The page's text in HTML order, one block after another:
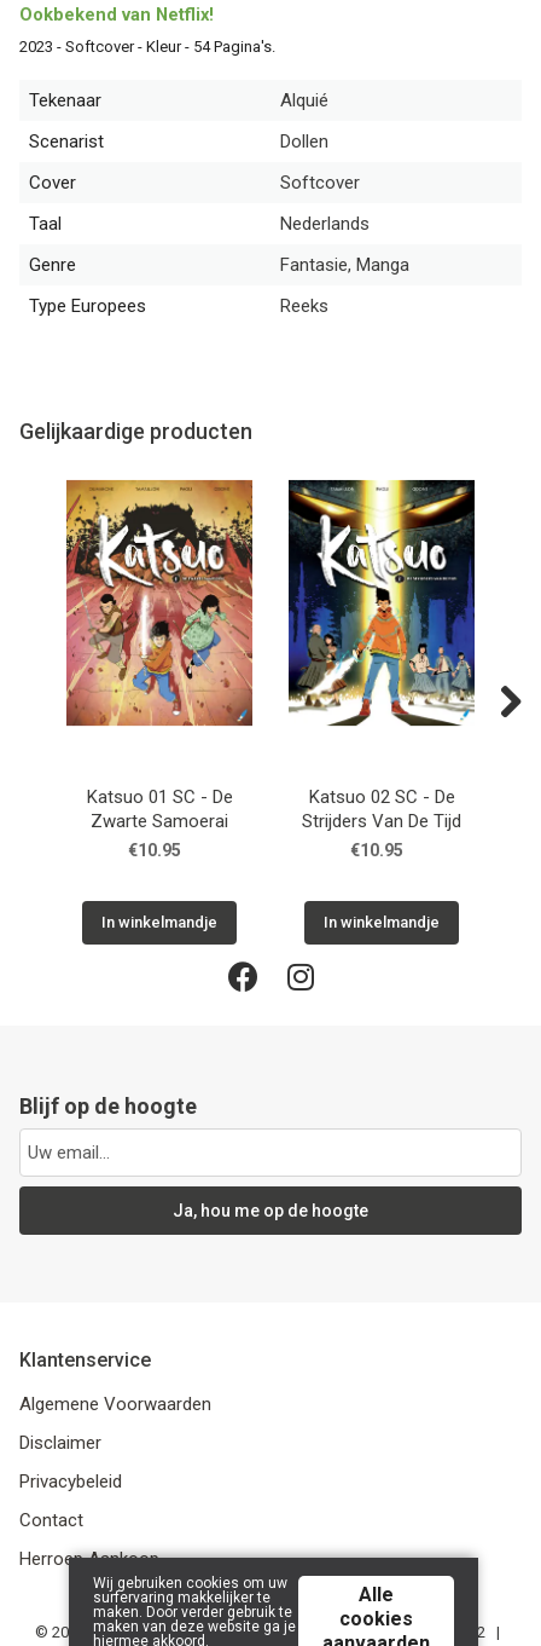
Ookbekend van Netflix!
2023 - Softcover - Kleur - 54 Pagina's.
Tekenaar
Alquié
Scenarist
Dollen
Cover
Softcover
Taal
Nederlands
Genre
Fantasie, Manga
Type Europees
Reeks
Gelijkaardige producten
Katsuo 01 SC - De
Zwarte Samoerai
€10.95
In winkelmandje
Katsuo 02 SC - De
Strijders Van De Tijd
€10.95
In winkelmandje
Blijf op de hoogte
Ja, hou me op de hoogte
Klantenservice
Algemene Voorwaarden
Disclaimer
Privacybeleid
Contact
Herroep Aankoop
© 2026 De Stripkever | Bruul 79, 2800 Mechelen | BE 0785.607.552 |
Wij gebruiken cookies om uw
surfervaring makkelijker te
maken. Door verder gebruik te
maken van deze website ga je
hiermee akkoord.
Alle
cookies